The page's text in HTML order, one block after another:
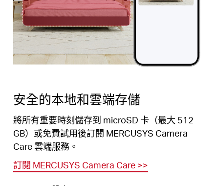
安全的本地和雲端存儲
將所有重要時刻儲存到 microSD 卡（最大 512
GB）或免費試用後訂閱 MERCUSYS Camera
Care 雲端服務。
訂閱 MERCUSYS Camera Care >>